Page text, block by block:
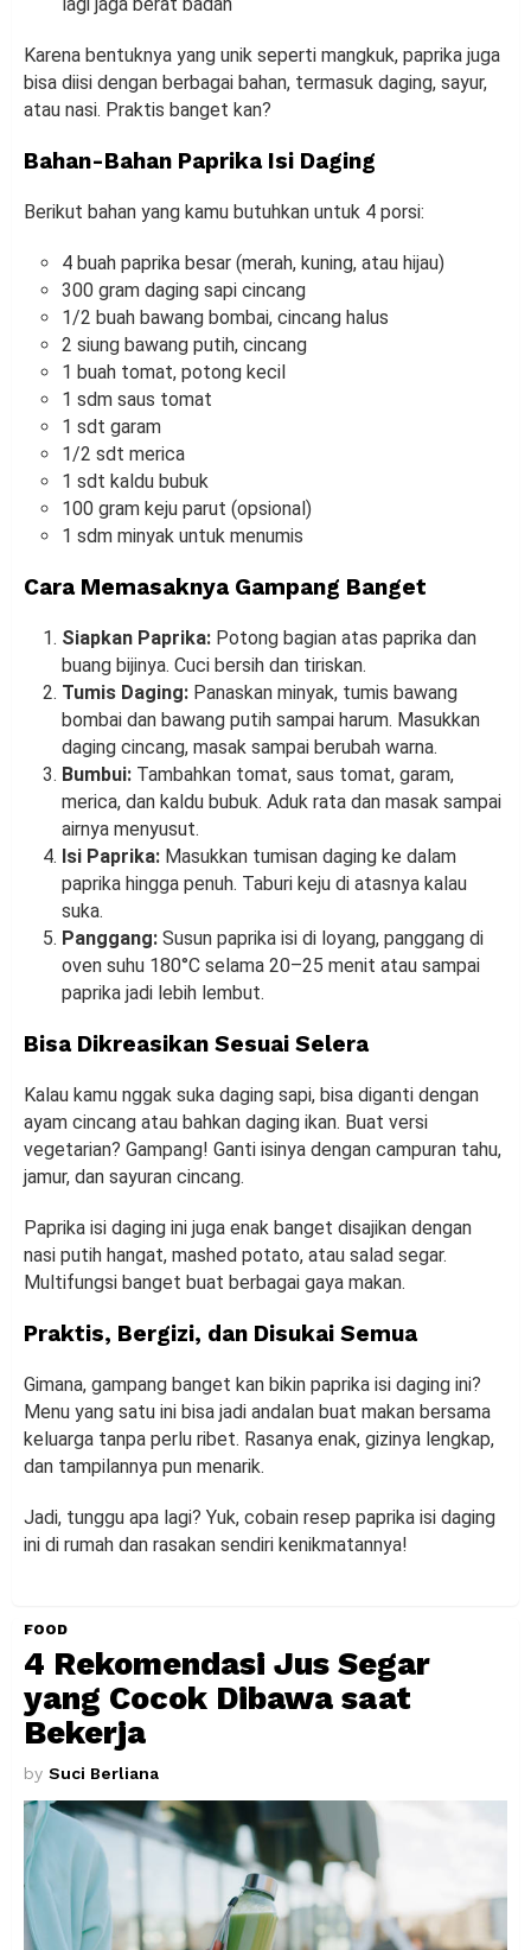
Karena bentuknya yang unik seperti mangkuk, paprika juga
bisa diisi dengan berbagai bahan, termasuk daging, sayur,
atau nasi. Praktis banget kan?
Bahan-Bahan Paprika Isi Daging
Berikut bahan yang kamu butuhkan untuk 4 porsi:
4 buah paprika besar (merah, kuning, atau hijau)
300 gram daging sapi cincang
1/2 buah bawang bombai, cincang halus
2 siung bawang putih, cincang
1 buah tomat, potong kecil
1 sdm saus tomat
1 sdt garam
1/2 sdt merica
1 sdt kaldu bubuk
100 gram keju parut (opsional)
1 sdm minyak untuk menumis
Cara Memasaknya Gampang Banget
Siapkan Paprika: Potong bagian atas paprika dan
buang bijinya. Cuci bersih dan tiriskan.
Tumis Daging: Panaskan minyak, tumis bawang
bombai dan bawang putih sampai harum. Masukkan
daging cincang, masak sampai berubah warna.
Bumbui: Tambahkan tomat, saus tomat, garam,
merica, dan kaldu bubuk. Aduk rata dan masak sampai
airnya menyusut.
Isi Paprika: Masukkan tumisan daging ke dalam
paprika hingga penuh. Taburi keju di atasnya kalau
suka.
Panggang: Susun paprika isi di loyang, panggang di
oven suhu 180°C selama 20–25 menit atau sampai
paprika jadi lebih lembut.
Bisa Dikreasikan Sesuai Selera
Kalau kamu nggak suka daging sapi, bisa diganti dengan
ayam cincang atau bahkan daging ikan. Buat versi
vegetarian? Gampang! Ganti isinya dengan campuran tahu,
jamur, dan sayuran cincang.
Paprika isi daging ini juga enak banget disajikan dengan
nasi putih hangat, mashed potato, atau salad segar.
Multifungsi banget buat berbagai gaya makan.
Praktis, Bergizi, dan Disukai Semua
Gimana, gampang banget kan bikin paprika isi daging ini?
Menu yang satu ini bisa jadi andalan buat makan bersama
keluarga tanpa perlu ribet. Rasanya enak, gizinya lengkap,
dan tampilannya pun menarik.
Jadi, tunggu apa lagi? Yuk, cobain resep paprika isi daging
ini di rumah dan rasakan sendiri kenikmatannya!
FOOD
4 Rekomendasi Jus Segar
yang Cocok Dibawa saat
Bekerja
by Suci Berliana